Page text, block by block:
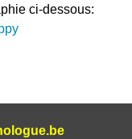
ci-dessous: